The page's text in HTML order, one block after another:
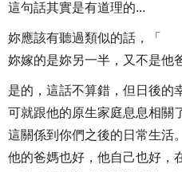
這句話其實是有道理的...
妳應該有聽過類似的話，「
妳嫁的是妳另一半，又不是他
是的，這話不算錯，但日後的
可就跟他的原生家庭息息相關
這關係到你們之後的日常生活。
他的爸媽也好，他自己也好，